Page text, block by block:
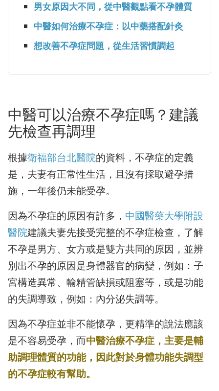
男女原因大不同，從中醫觀點看不孕體質
中醫如何治療不孕症：以中藥搭配針灸
想改善不孕症問題，從生活習慣調起
中醫可以治療不孕症嗎？建議
先檢查再調理
根據衛福部台北醫院的資料，不孕症的定義
是，夫妻有正常性生活，且沒有採取避孕措
施，一年後仍未能受孕。
因為不孕症的原因有許多， 中國醫藥大學附設
醫院建議夫妻先接受完整的不孕症檢查，了解
不孕是男方、女方或是雙方共同的原因，並辨
別出不孕的原因是身體器官的病變，例如：子
宮構造異常、輸精管缺損或阻塞等，或是功能
的失調導致，例如：內分泌失調等。
因為不孕症並非不能懷孕，更精準的說法應該
是不容易受孕，而中醫治療不孕症，主要是輔
助調理體質的功能，因此對於身體功能失調型
的不孕症較有幫助。